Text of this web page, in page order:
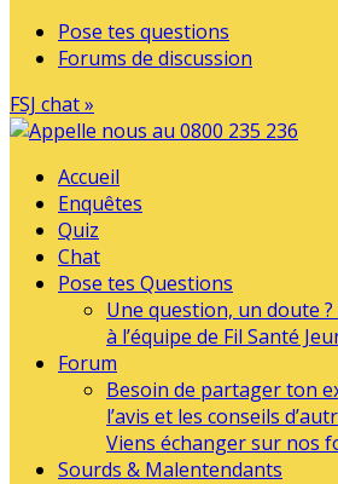
Pose tes questions
Forums de discussion
FSJ chat »
Accueil
Enquêtes
Quiz
Chat
Pose tes Questions
Une question, un doute
à l’équipe de Fil Santé
Forum
Besoin de partager ton
l’avis et les conseils
Viens échanger sur nos
Sourds & Malentendants